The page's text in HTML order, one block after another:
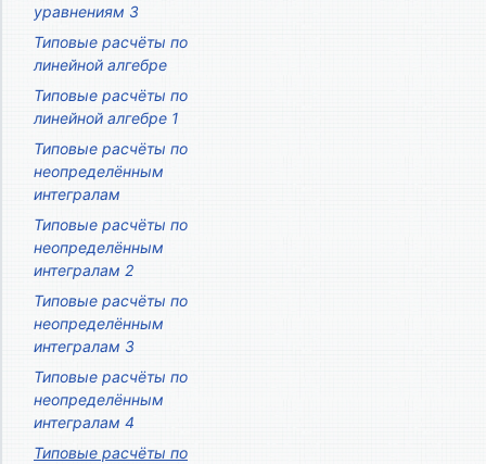
уравнениям 3
Типовые расчёты по
линейной алгебре
Типовые расчёты по
линейной алгебре 1
Типовые расчёты по
неопределённым
интегралам
Типовые расчёты по
неопределённым
интегралам 2
Типовые расчёты по
неопределённым
интегралам 3
Типовые расчёты по
неопределённым
интегралам 4
Типовые расчёты по